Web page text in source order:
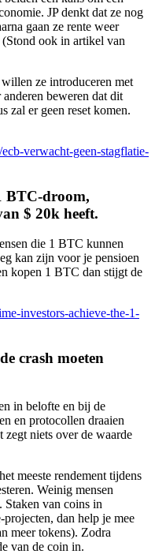
JP denkt dat ze nog
gaan ze rente weer
ook in artikel van
ze introduceren met
beweren dat dit
zal er geen reset komen.
verwacht-geen-stagflatie-
BTC-droom,
$ 20k heeft.
die 1 BTC kunnen
kan zijn voor je pensioen
kopen 1 BTC dan stijgt de
investors-achieve-the-1-
crash moeten
in belofte en bij de
en protocollen draaien
zegt niets over de waarde
meeste rendement tijdens
Weinig mensen
Staken van coins in
dan help je mee
meer tokens). Zodra
van de coin in.